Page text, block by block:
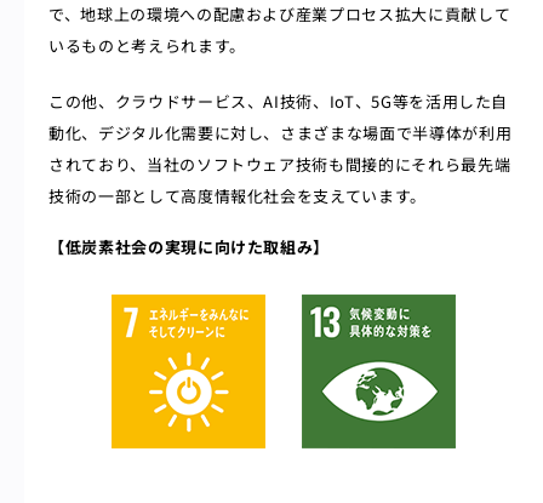
で、地球上の環境への配慮および産業プロセス拡大に貢献して
いるものと考えられます。
この他、クラウドサービス、AI技術、IoT、5G等を活用した自
動化、デジタル化需要に対し、さまざまな場面で半導体が利用
されており、当社のソフトウェア技術も間接的にそれら最先端
技術の一部として高度情報化社会を支えています。
【低炭素社会の実現に向けた取組み】